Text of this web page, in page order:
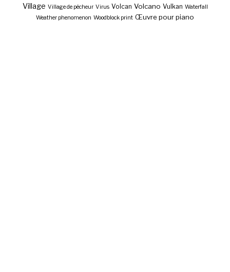
Village Village de pêcheur Virus Volcan Volcano Vulkan Waterfall
Weather phenomenon Woodblock print Œuvre pour piano